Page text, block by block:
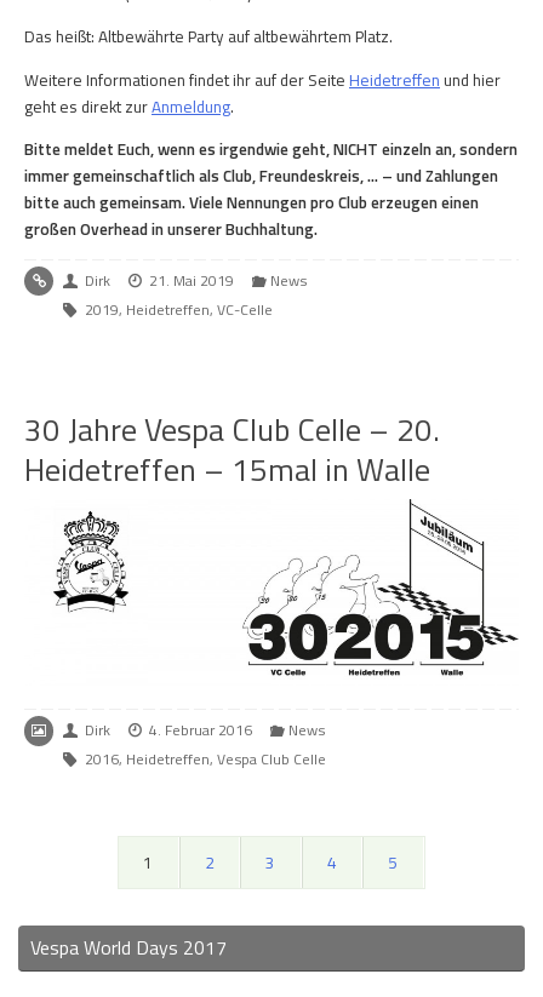
Das heißt: Altbewährte Party auf altbewährtem Platz.
Weitere Informationen findet ihr auf der Seite Heidetreffen und hier
geht es direkt zurAnmeldung.
Bitte meldet Euch, wenn es irgendwie geht, NICHT einzeln an, sondern
immer gemeinschaftlich als Club, Freundeskreis, … – und Zahlungen
bitte auch gemeinsam. Viele Nennungen pro Club erzeugen einen
großen Overhead in unserer Buchhaltung.
Dirk 21. Mai 2019
News
2019, Heidetreffen, VC-Celle
30 Jahre Vespa Club Celle – 20.
Heidetreffen – 15mal in Walle
Dirk 4. Februar 2016
News
2016, Heidetreffen, Vespa Club Celle
1 2 3 4 5
Vespa World Days 2017